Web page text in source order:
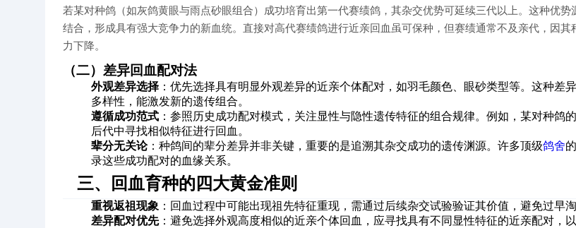
若某对种鸽（如灰鸽黄眼与雨点砂眼组合）成功培育出第一代赛绩鸽，其杂交优势可延续三代以上。这种优势
结合，形成具有强大竞争力的新血统。直接对高代赛绩鸽进行近亲回血虽可保种，但赛绩通常不及亲代，因其
力下降。
（二）差异回血配对法
外观差异选择：优先选择具有明显外观差异的近亲个体配对，如羽毛颜色、眼砂类型等。这种差
多样性，能激发新的遗传组合。
遵循成功范式：参照历史成功配对模式，关注显性与隐性遗传特征的组合规律。例如，某对种鸽
后代中寻找相似特征进行回血。
辈分无关论：种鸽间的辈分差异并非关键，重要的是追溯其杂交成功的遗传渊源。许多顶级鸽舍
录这些成功配对的血缘关系。
三、回血育种的四大黄金准则
重视返祖现象 ：回血过程中可能出现祖先特征重现，需通过后续杂交试验验证其价值，避免过早
差异配对优先：避免选择外观高度相似的近亲个体回血，应寻找具有不同显性特征的近亲配对，